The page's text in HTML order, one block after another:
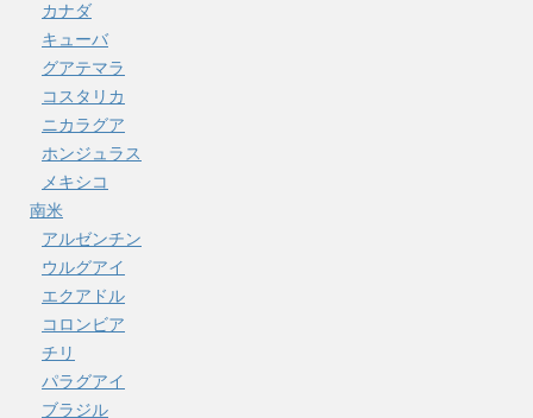
カナダ
キューバ
グアテマラ
コスタリカ
ニカラグア
ホンジュラス
メキシコ
南米
アルゼンチン
ウルグアイ
エクアドル
コロンビア
チリ
パラグアイ
ブラジル